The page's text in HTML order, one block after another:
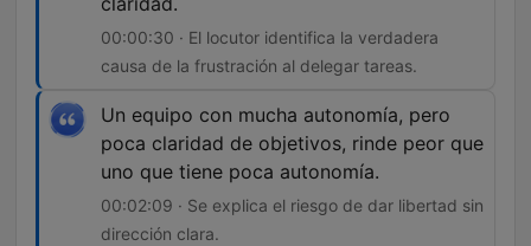
00:00:30 · El locutor identifica la verdadera
causa de la frustración al delegar tareas.
Un equipo con mucha autonomía, pero
poca claridad de objetivos, rinde peor que
uno que tiene poca autonomía.
00:02:09 · Se explica el riesgo de dar libertad sin
dirección clara.